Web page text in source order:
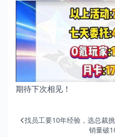
期待下次相见！
找员工要10年经验，选总裁
销量破